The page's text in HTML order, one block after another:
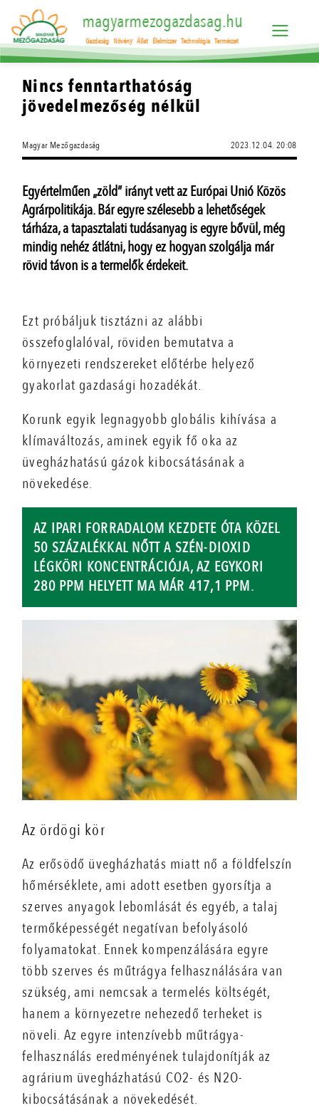
magyarmezogazdasag.hu
Gazdaság Növény Állat Élelmiszer Technológia Természet
Nincs fenntarthatóság
jövedelmezőség nélkül
Magyar Mezőgazdaság 2023.12.04. 20:08
Egyértelműen „zöld” irányt vett az Európai Unió Közös
Agrárpolitikája. Bár egyre szélesebb a lehetőségek
tárháza, a tapasztalati tudásanyag is egyre bővül, még
mindig nehéz átlátni, hogy ez hogyan szolgálja már
rövid távon is a termelők érdekeit.
Ezt próbáljuk tisztázni az alábbi
összefoglalóval, röviden bemutatva a
környezeti rendszereket előtérbe helyező
gyakorlat gazdasági hozadékát.
Korunk egyik legnagyobb globális kihívása a
klímaváltozás, aminek egyik fő oka az
üvegházhatású gázok kibocsátásának a
növekedése.
AZ IPARI FORRADALOM KEZDETE ÓTA KÖZEL
50 SZÁZALÉKKAL NŐTT A SZÉN-DIOXID
LÉGKÖRI KONCENTRÁCIÓJA, AZ EGYKORI
280 PPM HELYETT MA MÁR 417,1 PPM.
Az ördögi kör
Az erősödő üvegházhatás miatt nő a földfelszín
hőmérséklete, ami adott esetben gyorsítja a
szerves anyagok lebomlását és egyéb, a talaj
termőképességét negatívan befolyásoló
folyamatokat. Ennek kompenzálására egyre
több szerves és műtrágya felhasználására van
szükség, ami nemcsak a termelés költségét,
hanem a környezetre nehezedő terheket is
növeli. Az egyre intenzívebb műtrágya-
felhasználás eredményének tulajdonítják az
agrárium üvegházhatású CO2- és N2O-
kibocsátásának a növekedését.